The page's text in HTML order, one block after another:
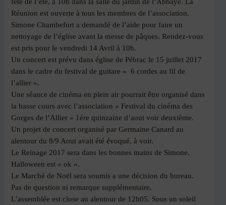
Réunion est ouverte à tous les membres de l’association.
Simone Chambefort a demandé de l’aide pour faire un
nettoyage de l’église avant la messe de pâques. Rendez-vous
est pris pour le vendredi 14 Avril à 10h.
Un concert est prévu dans église de Pébrac le 15 juillet 2017
dans le cadre du festival de guitare « 6 cordes au fil de
l’allier ».
Une séance de cinéma en plein air pourrait être organisé dans
la basse cours avec l’association « Festival du cinéma des
Gorges de l’Allier » 1ére quinzaine d’aout voir deuxième.
Un projet de concert organisé par Germaine Canard au
alentour du 8/9 Aout avait été évoqué, à voir.
Le Reinage 2017 sera dans les bonnes mains de Simone.
Halloween est « ok ».
Le Marché de Noël sera soumis a une décision du bureau.
Pas de question ni remarque supplémentaire.
L’assemblée est close au alentour de 12h05. Sous un soleil